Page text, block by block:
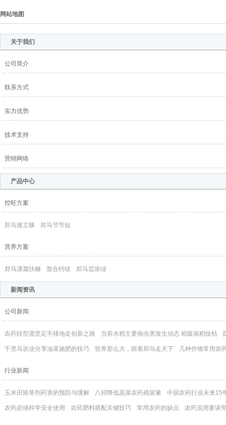
网站地图
关于我们
公司简介
联系方式
实力优势
技术支持
营销网络
产品中心
控旺方案
郑马接立哆 郑马节节短
营养方案
郑马淉腐扶穅 螯合钙镁 郑马芸添绿
新闻资讯
公司新闻
农药转型需坚定不移地走创新之路 当前水稻主要病虫害发生动态 稻瘟病稻纹枯
千里马农业分享油菜施肥的技巧 世界那么大，跟着郑马走天下 几种作物常用农
行业新闻
玉米田除草剂药害的预防与缓解 八招降低蔬菜农药残留量 中国农药行业未来15
农药必须科学安全使用 农药肥料搭配关键技巧 常用农药的缺点 农药混用要讲